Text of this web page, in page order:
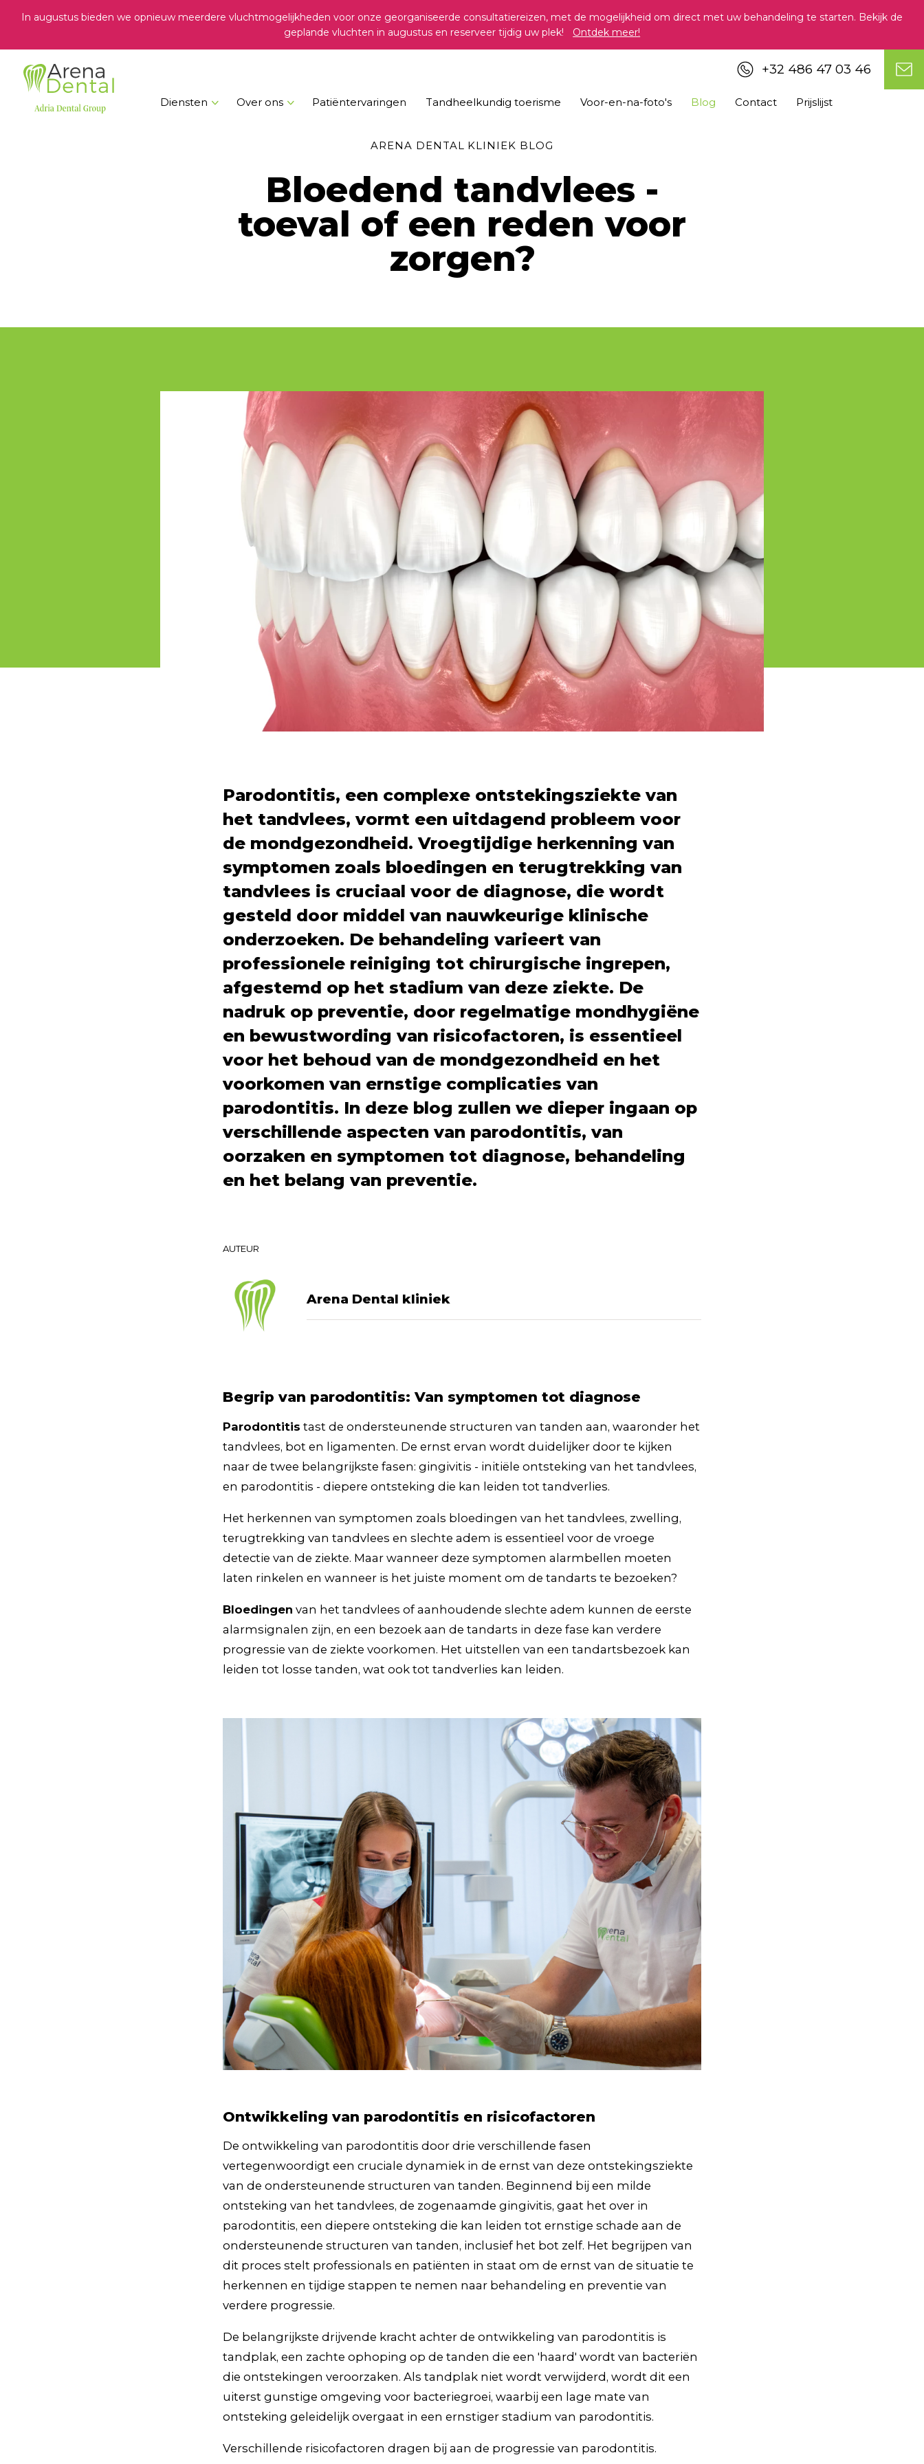
In augustus bieden we opnieuw meerdere vluchtmogelijkheden voor onze georganiseerde consultatiereizen, met de mogelijkheid om direct met uw behandeling te starten. Bekijk de
geplande vluchten in augustus en reserveer tijdig uw plek!
Ontdek meer!
+32 486 47 03 46
Diensten Over ons Patiëntervaringen Tandheelkundig toerisme Voor-en-na-foto's Blog Contact Prijslijst
ARENA DENTAL KLINIEK BLOG
Bloedend tandvlees -
toeval of een reden voor
zorgen?
Parodontitis, een complexe ontstekingsziekte van
het tandvlees, vormt een uitdagend probleem voor
de mondgezondheid. Vroegtijdige herkenning van
symptomen zoals bloedingen en terugtrekking van
tandvlees is cruciaal voor de diagnose, die wordt
gesteld door middel van nauwkeurige klinische
onderzoeken. De behandeling varieert van
professionele reiniging tot chirurgische ingrepen,
afgestemd op het stadium van deze ziekte. De
nadruk op preventie, door regelmatige mondhygiëne
en bewustwording van risicofactoren, is essentieel
voor het behoud van de mondgezondheid en het
voorkomen van ernstige complicaties van
parodontitis. In deze blog zullen we dieper ingaan op
verschillende aspecten van parodontitis, van
oorzaken en symptomen tot diagnose, behandeling
en het belang van preventie.
AUTEUR
Arena Dental kliniek
Begrip van parodontitis: Van symptomen tot diagnose
Parodontitis tast de ondersteunende structuren van tanden aan, waaronder het
tandvlees, bot en ligamenten. De ernst ervan wordt duidelijker door te kijken
naar de twee belangrijkste fasen: gingivitis - initiële ontsteking van het tandvlees,
en parodontitis - diepere ontsteking die kan leiden tot tandverlies.
Het herkennen van symptomen zoals bloedingen van het tandvlees, zwelling,
terugtrekking van tandvlees en slechte adem is essentieel voor de vroege
detectie van de ziekte. Maar wanneer deze symptomen alarmbellen moeten
laten rinkelen en wanneer is het juiste moment om de tandarts te bezoeken?
Bloedingen van het tandvlees of aanhoudende slechte adem kunnen de eerste
alarmsignalen zijn, en een bezoek aan de tandarts in deze fase kan verdere
progressie van de ziekte voorkomen. Het uitstellen van een tandartsbezoek kan
leiden tot losse tanden, wat ook tot tandverlies kan leiden.
Ontwikkeling van parodontitis en risicofactoren
De ontwikkeling van parodontitis door drie verschillende fasen
vertegenwoordigt een cruciale dynamiek in de ernst van deze ontstekingsziekte
van de ondersteunende structuren van tanden. Beginnend bij een milde
ontsteking van het tandvlees, de zogenaamde gingivitis, gaat het over in
parodontitis, een diepere ontsteking die kan leiden tot ernstige schade aan de
ondersteunende structuren van tanden, inclusief het bot zelf. Het begrijpen van
dit proces stelt professionals en patiënten in staat om de ernst van de situatie te
herkennen en tijdige stappen te nemen naar behandeling en preventie van
verdere progressie.
De belangrijkste drijvende kracht achter de ontwikkeling van parodontitis is
tandplak, een zachte ophoping op de tanden die een 'haard' wordt van bacteriën
die ontstekingen veroorzaken. Als tandplak niet wordt verwijderd, wordt dit een
uiterst gunstige omgeving voor bacteriegroei, waarbij een lage mate van
ontsteking geleidelijk overgaat in een ernstiger stadium van parodontitis.
Verschillende risicofactoren dragen bij aan de progressie van parodontitis.